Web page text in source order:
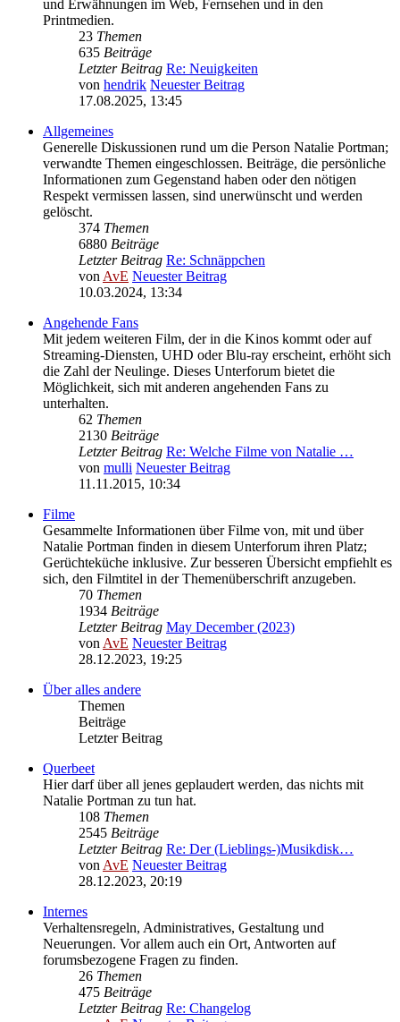
und Erwähnungen im Web, Fernsehen und in den
Printmedien.
23 Themen
635 Beiträge
Letzter Beitrag Re: Neuigkeiten
von hendrik Neuester Beitrag
17.08.2025, 13:45
Allgemeines
Generelle Diskussionen rund um die Person Natalie Portman;
verwandte Themen eingeschlossen. Beiträge, die persönliche
Informationen zum Gegenstand haben oder den nötigen
Respekt vermissen lassen, sind unerwünscht und werden
gelöscht.
374 Themen
6880 Beiträge
Letzter Beitrag Re: Schnäppchen
vonAvE Neuester Beitrag
10.03.2024, 13:34
Angehende Fans
Mit jedem weiteren Film, der in die Kinos kommt oder auf
Streaming-Diensten, UHD oder Blu-ray erscheint, erhöht sich
die Zahl der Neulinge. Dieses Unterforum bietet die
Möglichkeit, sich mit anderen angehenden Fans zu
unterhalten.
62 Themen
2130 Beiträge
Letzter Beitrag Re: Welche Filme von Natalie …
von mulli Neuester Beitrag
11.11.2015, 10:34
Filme
Gesammelte Informationen über Filme von, mit und über
Natalie Portman finden in diesem Unterforum ihren Platz;
Gerüchteküche inklusive. Zur besseren Übersicht empfiehlt es
sich, den Filmtitel in der Themenüberschrift anzugeben.
70 Themen
1934 Beiträge
Letzter Beitrag May December (2023)
vonAvE Neuester Beitrag
28.12.2023, 19:25
Über alles andere
Themen
Beiträge
Letzter Beitrag
Querbeet
Hier darf über all jenes geplaudert werden, das nichts mit
Natalie Portman zu tun hat.
108 Themen
2545 Beiträge
Letzter Beitrag Re: Der (Lieblings-)Musikdisk…
vonAvE Neuester Beitrag
28.12.2023, 20:19
Internes
Verhaltensregeln, Administratives, Gestaltung und
Neuerungen. Vor allem auch ein Ort, Antworten auf
forumsbezogene Fragen zu finden.
26 Themen
475 Beiträge
Letzter Beitrag Re: Changelog